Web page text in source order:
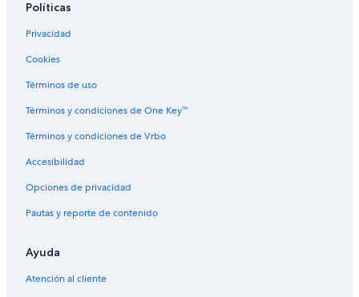
Políticas
Privacidad
Cookies
Términos de uso
Términos y condiciones de One Key™
Términos y condiciones de Vrbo
Accesibilidad
Opciones de privacidad
Pautas y reporte de contenido
Ayuda
Atención al cliente